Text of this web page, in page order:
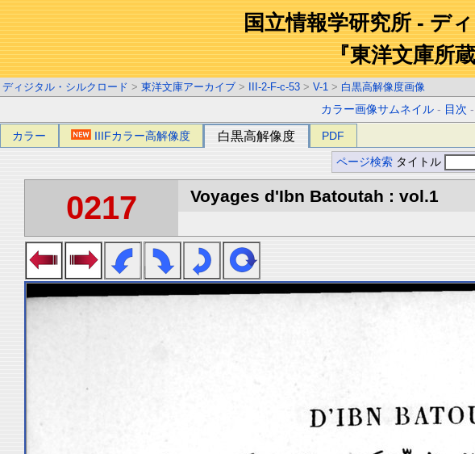
国立情報学研究所 - デ
『東洋文庫所
ディジタル・シルクロード > 東洋文庫アーカイブ > III-2-F-c-53 > V-1 > 白黒高解像度画像
カラー画像サムネイル - 目次
カラー IIIFカラー高解像度 白黒高解像度 PDF
ページ検索 タイトル
0217 Voyages d'Ibn Batoutah : vol.1